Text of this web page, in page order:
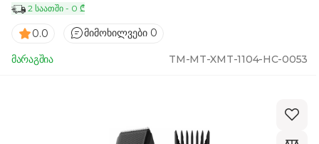
2 საათში - 0 ₾
0.0 მიმოხილვები 0
მარაგშია TM-MT-XMT-1104-HC-0053